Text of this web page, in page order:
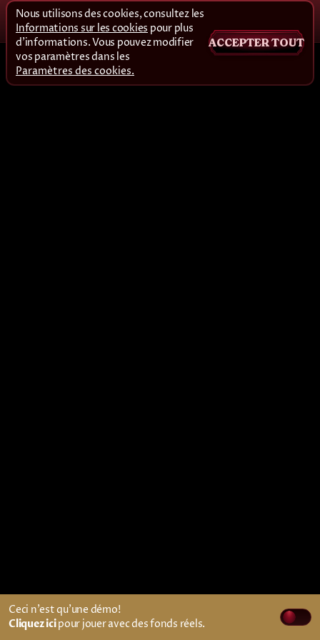
Ceci n'est qu'une démo!
Cliquez icipour jouer avec des fonds réels.
Nous utilisons des cookies, consultez les
Informations sur les cookies pour plus
d'informations. Vous pouvez modifier
vos paramètres dans les
Paramètres des cookies.
ACCEPTER TOUT